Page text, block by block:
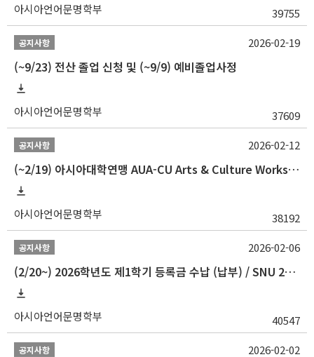
아시아언어문명학부 39755
공지사항
(~9/23) 전산 졸업 신청 및 (~9/9) 예비졸업사정
아시아언어문명학부 37609
2026-02-19
공지사항
(~2/19) 아시아대학연맹 AUA-CU Arts & Culture Workshop Camp 2026 참가자 선발 안내
아시아언어문명학부 38192
2026-02-12
공지사항
(2/20~) 2026학년도 제1학기 등록금 수납 (납부) / SNU 26-1 Tuition fee payment notice
아시아언어문명학부 40547
2026-02-06
공지사항 2026-02-02